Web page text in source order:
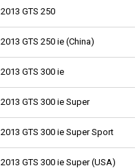
2013 GTS 250
2013 GTS 250 ie (China)
2013 GTS 300 ie
2013 GTS 300 ie Super
2013 GTS 300 ie Super Sport
2013 GTS 300 ie Super (USA)